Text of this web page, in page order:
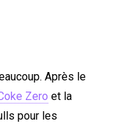
Après le
Zero et la
pour les